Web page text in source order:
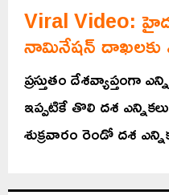
Viral Video:
నామినేషన్ దాఖలకు
ప్రస్తుతం దేశవ్యాప్తంగా
ఇప్పటికే తొలి దశ
శుక్రవారం రెండో దశ